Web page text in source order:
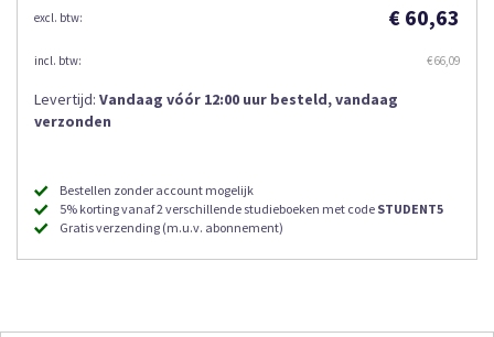
€ 60,63
€ 66,09
Levertijd: Vandaag vóór 12:00 uur besteld, vandaag
verzonden
Bestellen zonder account mogelijk
5% korting vanaf 2 verschillende studieboeken met code STUDENT5
Gratis verzending (m.u.v. abonnement)